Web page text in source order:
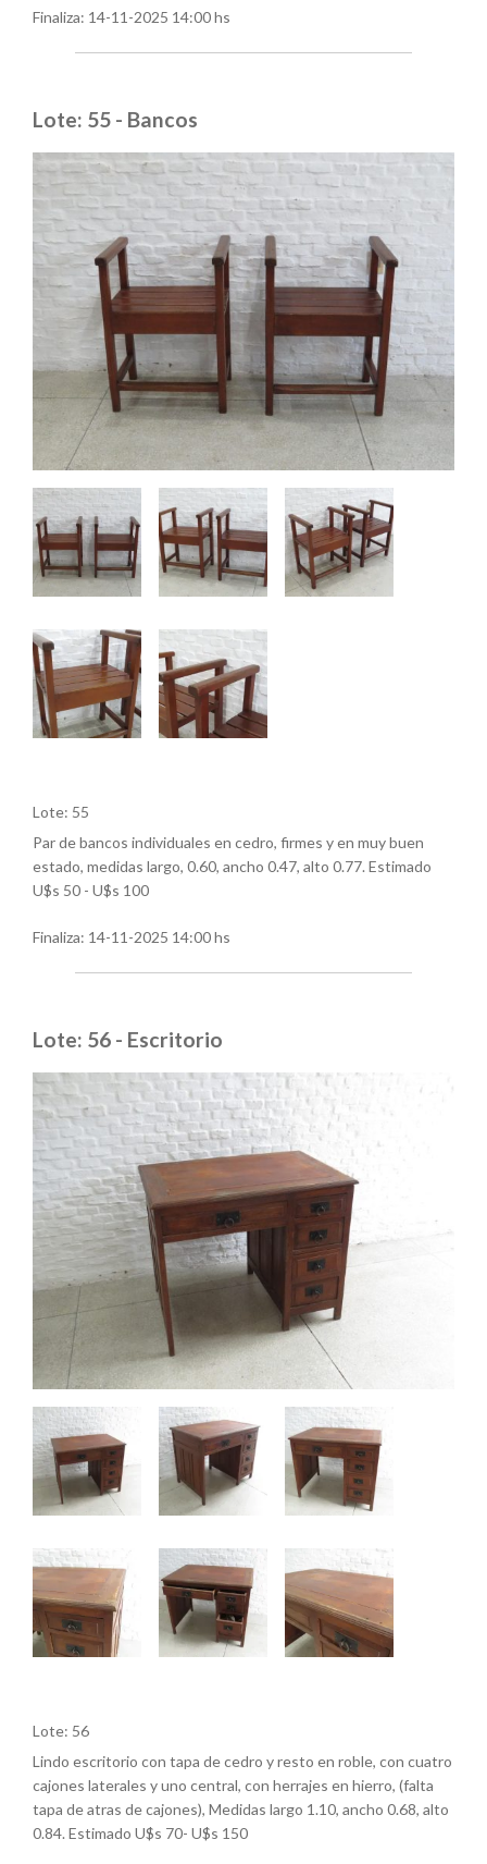
Finaliza: 14-11-2025 14:00 hs
Lote: 55 - Bancos
Lote: 55
Par de bancos individuales en cedro, firmes y en muy buen
estado, medidas largo, 0.60, ancho 0.47, alto 0.77. Estimado
U$s 50 - U$s 100
Finaliza: 14-11-2025 14:00 hs
Lote: 56 - Escritorio
Lote: 56
Lindo escritorio con tapa de cedro y resto en roble, con cuatro
cajones laterales y uno central, con herrajes en hierro, (falta
tapa de atras de cajones), Medidas largo 1.10, ancho 0.68, alto
0.84. Estimado U$s 70- U$s 150